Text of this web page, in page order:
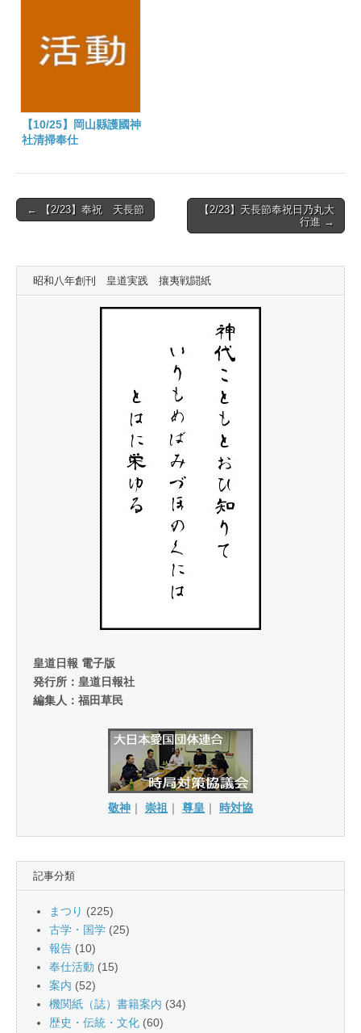
【10/25】岡山縣護國神
社清掃奉仕
Post
← 【2/23】奉祝 天長節
【2/23】天長節奉祝日乃丸大
行進 →
昭和八年創刊 皇道実践 攘夷戦闘紙
皇道日報 電子版
発行所：皇道日報社
編集人：福田草民
敬神 ｜ 崇祖 ｜ 尊皇 ｜ 時対協
記事分類
まつり (225)
古学・国学 (25)
報告 (10)
奉仕活動 (15)
案内 (52)
機関紙（誌）書籍案内 (34)
歴史・伝統・文化 (60)